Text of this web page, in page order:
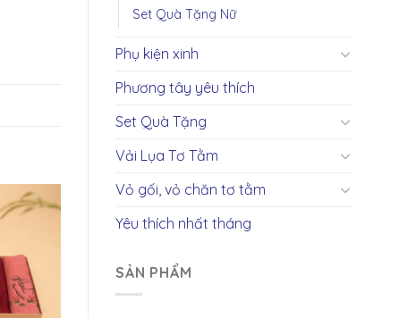
Set Quà Tặng Nữ
Phụ kiện xinh
Phương tây yêu thích
Set Quà Tặng
Vải Lụa Tơ Tằm
Vỏ gối, vỏ chăn tơ tằm
Yêu thích nhất tháng
SẢN PHẨM